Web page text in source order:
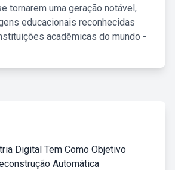
tornarem uma geração notável,
educacionais reconhecidas
acadêmicas do mundo -
Digital Tem Como Objetivo
Automática